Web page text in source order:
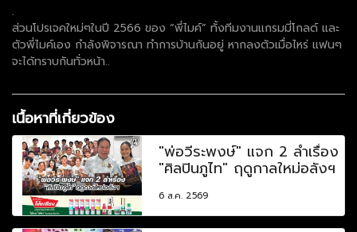
.
ส่วนโปรเจคใหม่ๆในปี 2566 ของ “พี่ไมค์” ทั้งทีมงานแกรมมี่โกลด์ และ
ตัวพี่ไมค์เอง กำลังพิจารณา ทำการบ้านกันอยู่ หากลงตัวเมื่อไหร่ แฟนๆ
จะได้ทราบกันทั่วหน้า..
เนื้อหาที่เกี่ยวข้อง
"พ่อวีระพงษ์" แจก 2 ลำเรื่อง
"ศิลปินภูไท" ฤดูกาลใหม่อลังฯ
6 ส.ค. 2569